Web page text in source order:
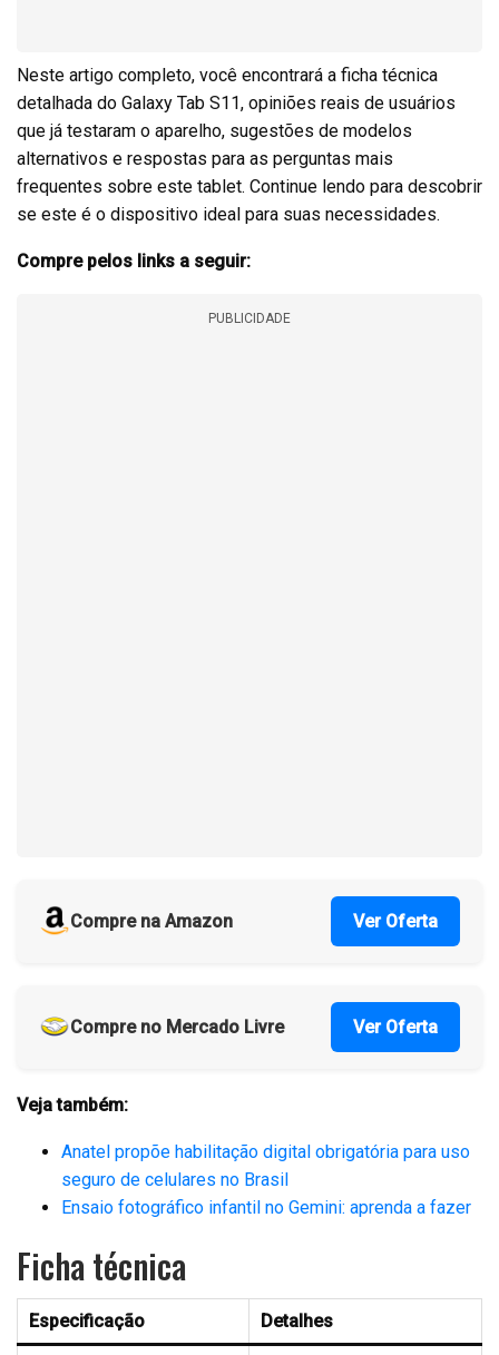
Neste artigo completo, você encontrará a ficha técnica
detalhada do Galaxy Tab S11, opiniões reais de usuários
que já testaram o aparelho, sugestões de modelos
alternativos e respostas para as perguntas mais
frequentes sobre este tablet. Continue lendo para descobrir
se este é o dispositivo ideal para suas necessidades.
Compre pelos links a seguir:
PUBLICIDADE
Compre na Amazon Ver Oferta
Compre no Mercado Livre Ver Oferta
Veja também:
Anatel propõe habilitação digital obrigatória para uso
seguro de celulares no Brasil
Ensaio fotográfico infantil no Gemini: aprenda a fazer
Ficha técnica
Especificação Detalhes